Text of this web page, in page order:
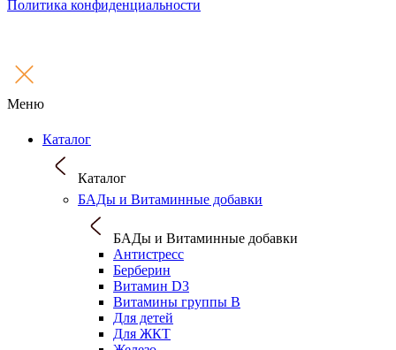
Политика конфиденциальности
Меню
Каталог
Каталог
БАДы и Витаминные добавки
БАДы и Витаминные добавки
Антистресс
Берберин
Витамин D3
Витамины группы B
Для детей
Для ЖКТ